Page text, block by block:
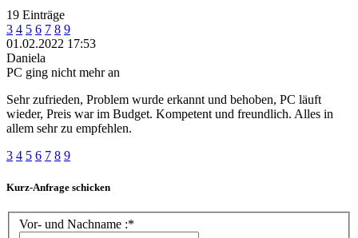
19 Einträge
3 4 5 6 7 8 9
01.02.2022 17:53
Daniela
PC ging nicht mehr an
Sehr zufrieden, Problem wurde erkannt und behoben, PC läuft
wieder, Preis war im Budget. Kompetent und freundlich. Alles in
allem sehr zu empfehlen.
3 4 5 6 7 8 9
Kurz-Anfrage schicken
Vor- und Nachname :*